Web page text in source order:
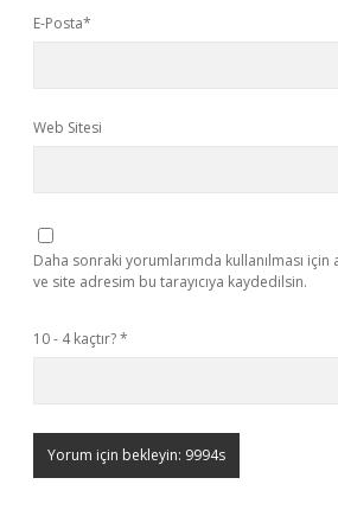
E-Posta*
Web Sitesi
Daha sonraki yorumlarımda kullanılması
ve site adresim bu tarayıcıya kaydedilsin.
10 - 4 kaçtır?*